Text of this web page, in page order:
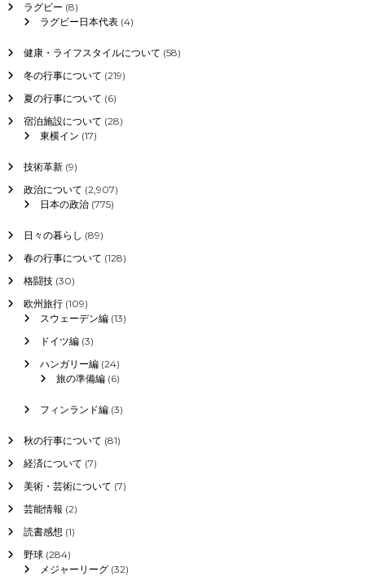
ラグビー (8)
ラグビー日本代表(4)
健康・ライフスタイルについて (58)
冬の行事について (219)
夏の行事について (6)
宿泊施設について (28)
東横イン (17)
技術革新(9)
政治について (2,907)
日本の政治(775)
日々の暮らし (89)
春の行事について (128)
格闘技(30)
欧州旅行(109)
スウェーデン編(13)
ドイツ編(3)
ハンガリー編(24)
旅の準備編(6)
フィンランド編(3)
秋の行事について (81)
経済について (7)
美術・芸術について (7)
芸能情報 (2)
読書感想 (1)
野球(284)
メジャーリーグ(32)